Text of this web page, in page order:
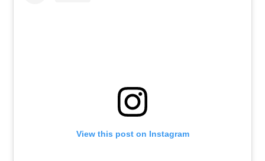
View this post on Instagram